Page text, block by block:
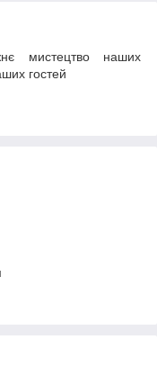
мистецтво наших
гостей